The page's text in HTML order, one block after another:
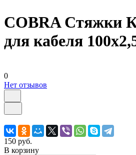
COBRA Стяжки
для кабеля
0
Нет отзывов
150 руб.
В корзину